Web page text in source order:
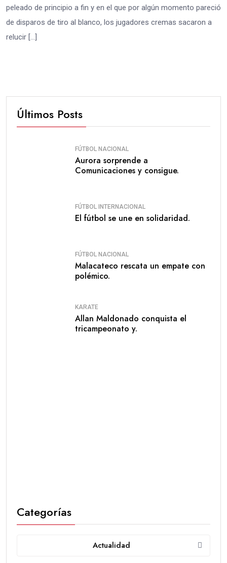
peleado de principio a fin y en el que por algún momento pareció
de disparos de tiro al blanco, los jugadores cremas sacaron a
relucir […]
Últimos Posts
FÚTBOL NACIONAL
Aurora sorprende a
Comunicaciones y consigue.
FÚTBOL INTERNACIONAL
El fútbol se une en solidaridad.
FÚTBOL NACIONAL
Malacateco rescata un empate con
polémico.
KARATE
Allan Maldonado conquista el
tricampeonato y.
Categorías
Actualidad